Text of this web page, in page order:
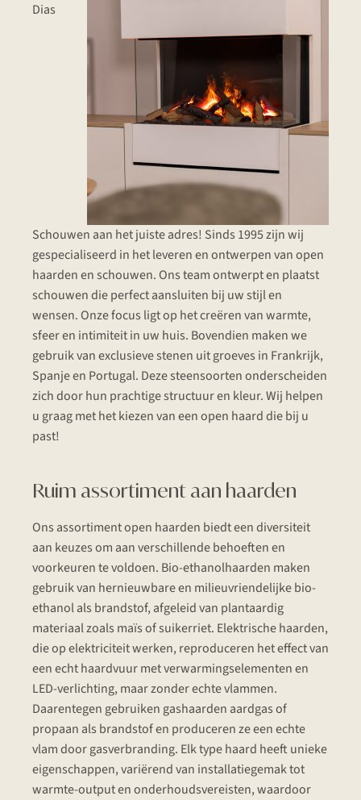
Dias
Schouwen aan het juiste adres! Sinds 1995 zijn wij
gespecialiseerd in het leveren en ontwerpen van open
haarden en schouwen. Ons team ontwerpt en plaatst
schouwen die perfect aansluiten bij uw stijl en
wensen. Onze focus ligt op het creëren van warmte,
sfeer en intimiteit in uw huis. Bovendien maken we
gebruik van exclusieve stenen uit groeves in Frankrijk,
Spanje en Portugal. Deze steensoorten onderscheiden
zich door hun prachtige structuur en kleur. Wij helpen
u graag met het kiezen van een open haard die bij u
past!
Ruim assortiment aan haarden
Ons assortiment open haarden biedt een diversiteit
aan keuzes om aan verschillende behoeften en
voorkeuren te voldoen. Bio-ethanolhaarden maken
gebruik van hernieuwbare en milieuvriendelijke bio-
ethanol als brandstof, afgeleid van plantaardig
materiaal zoals maïs of suikerriet. Elektrische haarden,
die op elektriciteit werken, reproduceren het effect van
een echt haardvuur met verwarmingselementen en
LED-verlichting, maar zonder echte vlammen.
Daarentegen gebruiken gashaarden aardgas of
propaan als brandstof en produceren ze een echte
vlam door gasverbranding. Elk type haard heeft unieke
eigenschappen, variërend van installatiegemak tot
warmte-output en onderhoudsvereisten, waardoor